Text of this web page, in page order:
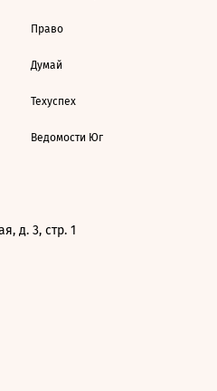
Право
Думай
Техуспех
Ведомости Юг
д. 3, стр. 1